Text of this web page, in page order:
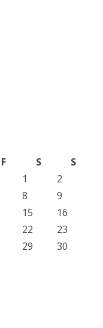
F S
S
1
2
8
9
15
16
22
23
29
30